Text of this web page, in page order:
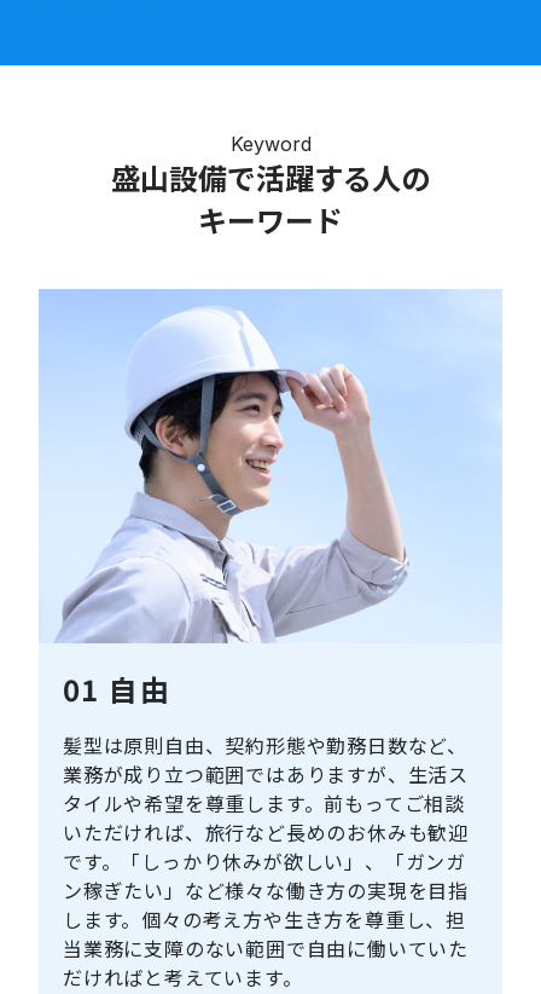
Keyword
盛山設備で活躍する人の
キーワード
01 自由
髪型は原則自由、契約形態や勤務日数など、
業務が成り立つ範囲ではありますが、生活ス
タイルや希望を尊重します。前もってご相談
いただければ、旅行など長めのお休みも歓迎
です。「しっかり休みが欲しい」、「ガンガ
ン稼ぎたい」など様々な働き方の実現を目指
します。個々の考え方や生き方を尊重し、担
当業務に支障のない範囲で自由に働いていた
だければと考えています。